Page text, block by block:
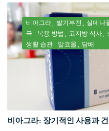
비아그라 발기부전 실데나
극
복용 방법 고지방 식사
생활 습관
알코올 담배
비아그라: 장기적인 사용과